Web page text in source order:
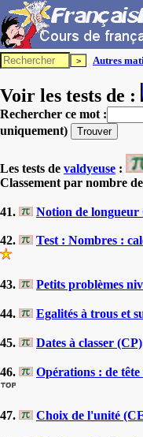
Autres
Voir les tests de :
Rechercher ce mot :
uniquement)
Les tests de valdyeuse :
Classement par nombre
41. Notion de longueur
42. Test : Nombres :
43. Petits problèmes
44. Egalités à trous et
45. Dates à classer (CP)
46. Opérations : de
47. Choix de l'unité